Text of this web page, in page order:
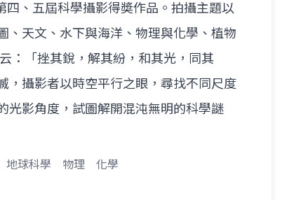
、五屆科學攝影得奬作品。拍攝主題以
、天文、水下與海洋、物理與化學、植物
：「挫其銳，解其紛，和其光，同其
，攝影者以時空平行之眼，尋找不同尺度
光影角度，試圖解開混沌無明的科學謎
地球科學 物理 化學